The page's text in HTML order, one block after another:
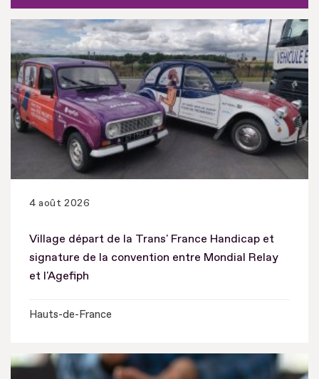
4 août 2026
Village départ de la Trans' France Handicap et
signature de la convention entre Mondial Relay
et l'Agefiph
Hauts-de-France